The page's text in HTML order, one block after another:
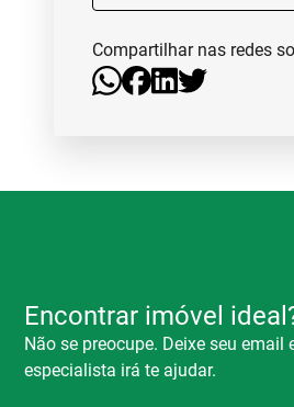
Compartilhar nas redes
Encontrar imóvel
Não se preocupe. Deixe seu email
especialista irá te ajudar.